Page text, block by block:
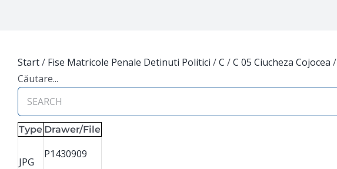
Start/ Fise Matricole Penale Detinuti Politici /C /C 05 Ciucheza Cojocea /
Căutare...
Type Drawer/File
JPG
P1430909